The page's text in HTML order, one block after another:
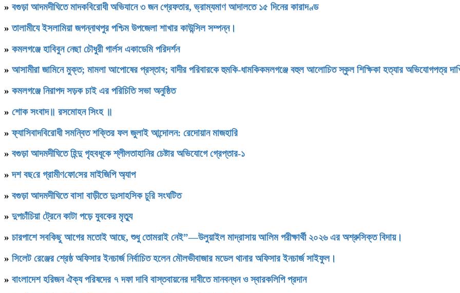
» বগুড়া আদমদীঘিতে মাদকবিরোধী অভিযানে ৩ জন গ্রেফতার, ভ্রাম্যমাণ আদালতে ১৫ দিনের কারাদণ্ড
»‎তালামীযে ইসলামিয়া জগন্নাথপুর পশ্চিম উপজেলা শাখার কাউন্সিল সম্পন্ন।
» কমলগঞ্জে হাবিবুন নেছা চৌধুরী গার্লস একাডেমি পরিদর্শন
» আসামীরা জামিনে মুক্ত; মামলা আপোষের প্রস্তাব; বাদীর পরিবারকে হুমকি-ধামকিকমলগঞ্জে বহুল আলোচিত স্কুল শিক্ষিকা হত্যার অভিযোগপত্র
» কমলগঞ্জে নিরাপদ সড়ক চাই এর পরিচিতি সভা অনুষ্ঠিত
» শোক সংবাদ॥ রসমোহন সিংহ ॥
»ফ্যাসিবাদবিরোধী সমন্বিত শক্তির ফল জুলাই আন্দোলন: রেদোয়ান মাজহারি
» বগুড়া আদমদীঘিতে হিন্দু গৃহবধূকে শ্লীলতাহানির চেষ্টার অভিযোগে গ্রেপ্তার-১
»দশ বছ‌রে গ্রামীণ‌ফো‌সের মাইজিপি অ্যাপ
» বগুড়া আদমদীঘিতে বাসা বাড়ীতে দুঃসাহসিক চুরি সংঘটিত
» দুপচাঁচিয়া ট্রেনে কাটা পড়ে যুবকের মৃত্যু
» চারপাশে সবকিছু আগের মতোই আছে, শুধু তোমরাই নেই”—উলুয়াইল মাদ্রাসায় আলিম পরীক্ষার্থী ২০২৬ এর অশ্রুসিক্ত বিদায়।
» সিলেট রেঞ্জের শ্রেষ্ঠ অফিসার ইনচার্জ নির্বাচিত হলেন মৌলভীবাজার মডেল থানার অফিসার ইনচার্জ সাইফুল।
» বাংলাদেশ হরিজন ঐক্য পরিষদের ৭ দফা দাবি বাস্তবায়নের দাবীতে মানবন্ধন ও স্বারকলিপি প্রদান